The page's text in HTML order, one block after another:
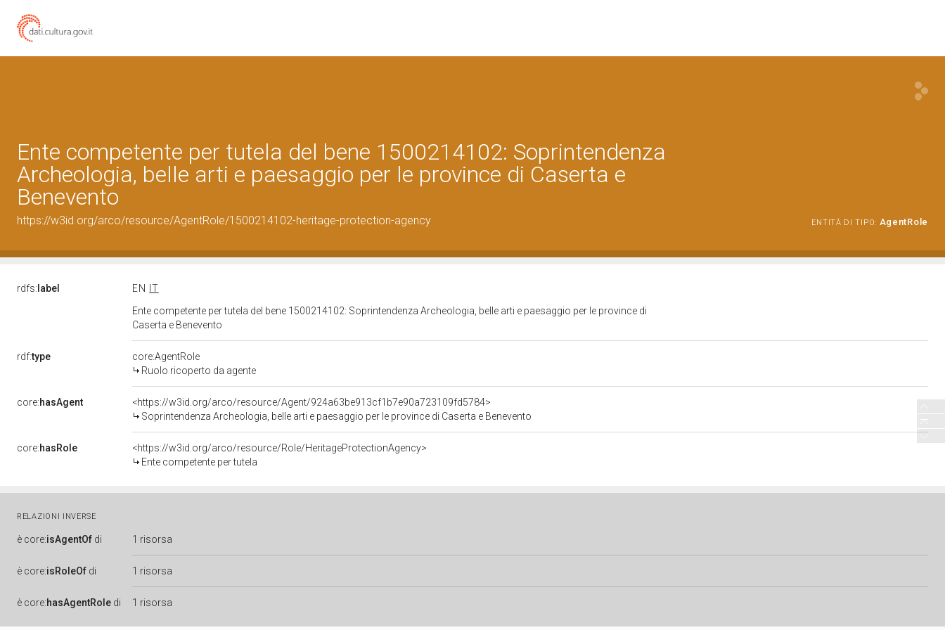
Ente competente per tutela del bene 1500214102: Soprintendenza
Archeologia, belle arti e paesaggio per le province di Caserta e
Benevento
https://w3id.org/arco/resource/AgentRole/1500214102-heritage-protection-agency ENTITÀ DI TIPO: AgentRole
rdfs: label EN
IT
Ente competente per tutela del bene 1500214102: Soprintendenza Archeologia, belle arti e paesaggio per le province di
Caserta e Benevento
rdf:type
core:AgentRole
Ruolo ricoperto da agente
core:hasAgent
<https://w3id.org/arco/resource/Agent/924a63be913cf1b7e90a723109fd5784>
Soprintendenza Archeologia, belle arti e paesaggio per le province di Caserta e Benevento
core:hasRole
<https://w3id.org/arco/resource/Role/HeritageProtectionAgency>
Ente competente per tutela
RELAZIONI INVERSE
è core:isAgentOf di 1 risorsa
è core:isRoleOf di 1 risorsa
è core:hasAgentRole di 1 risorsa